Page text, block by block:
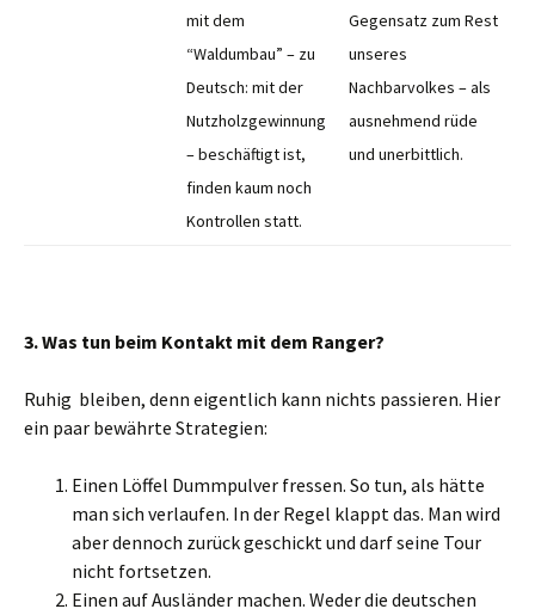
mit dem
“Waldumbau” – zu
Deutsch: mit der
Nutzholzgewinnung
– beschäftigt ist,
finden kaum noch
Kontrollen statt.
Gegensatz zum Rest
unseres
Nachbarvolkes – als
ausnehmend rüde
und unerbittlich.
3. Was tun beim Kontakt mit dem Ranger?
Ruhig bleiben, denn eigentlich kann nichts passieren. Hier
ein paar bewährte Strategien:
Einen Löffel Dummpulver fressen. So tun, als hätte
man sich verlaufen. In der Regel klappt das. Man wird
aber dennoch zurück geschickt und darf seine Tour
nicht fortsetzen.
Einen auf Ausländer machen. Weder die deutschen